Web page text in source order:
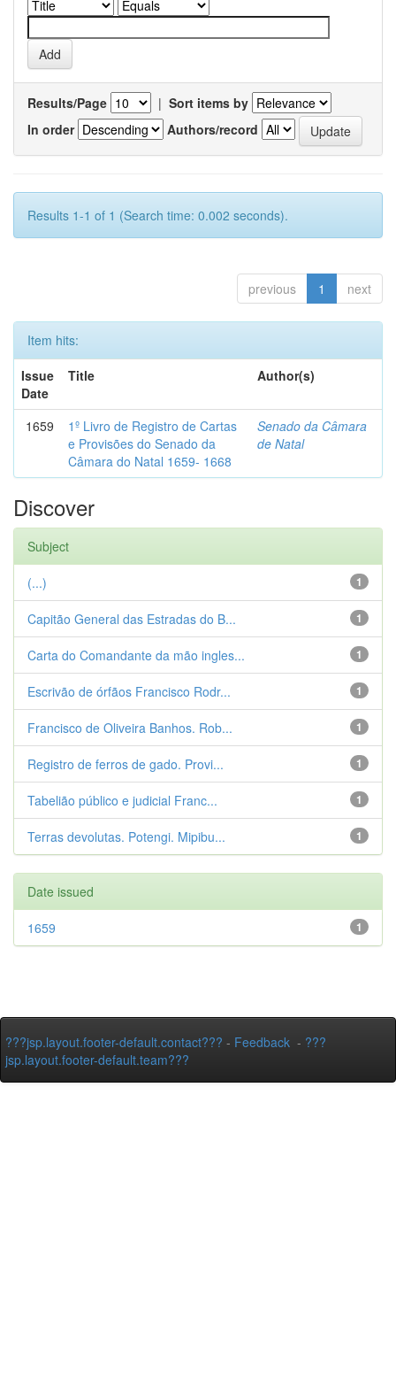
Results/Page | Sort items by
In order
Authors/record
Results 1-1 of 1 (Search time: 0.002 seconds).
previous 1 next
Item hits:
Issue
Date
Title Author(s)
1659
1º Livro de Registro de Cartas
e Provisões do Senado da
Câmara do Natal 1659- 1668
Senado da Câmara
de Natal
Discover
Subject
1
(...)
1
Capitão General das Estradas do B...
1
Carta do Comandante da mão ingles...
1
Escrivão de órfãos Francisco Rodr...
1
Francisco de Oliveira Banhos. Rob...
1
Registro de ferros de gado. Provi...
1
Tabelião público e judicial Franc...
1
Terras devolutas. Potengi. Mipibu...
Date issued
1
1659
???jsp.layout.footer-default.contact??? - Feedback - ???
jsp.layout.footer-default.team???